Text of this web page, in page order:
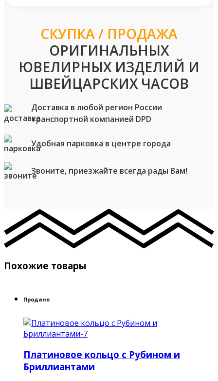
СКУПКА / ПРОДАЖА
ОРИГИНАЛЬНЫХ
ЮВЕЛИРНЫХ ИЗДЕЛИЙ И
ШВЕЙЦАРСКИХ ЧАСОВ
Доставка в любой регион России
транспортной компанией DPD
Удобная парковка в центре города
Звоните, приезжайте всегда рады Вам!
Похожие товары
Продано
Платиновое кольцо с Рубином и
Бриллиантами